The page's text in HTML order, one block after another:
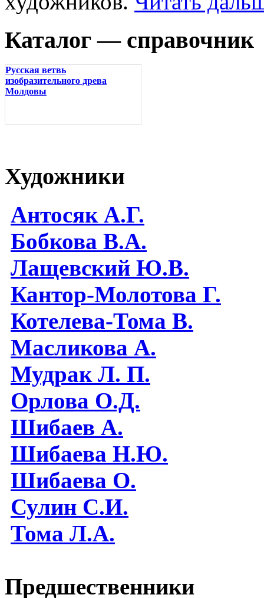
Каталог — справочник
Русская ветвь
изобразительного древа
Молдовы
Художники
Антосяк А.Г.
Бобкова В.А.
Лащевский Ю.В.
Кантор-Молотова Г.
Котелева-Тома В.
Масликова А.
Мудрак Л. П.
Орлова О.Д.
Шибаев А.
Шибаева Н.Ю.
Шибаева O.
Сулин С.И.
Тома Л.А.
Предшественники